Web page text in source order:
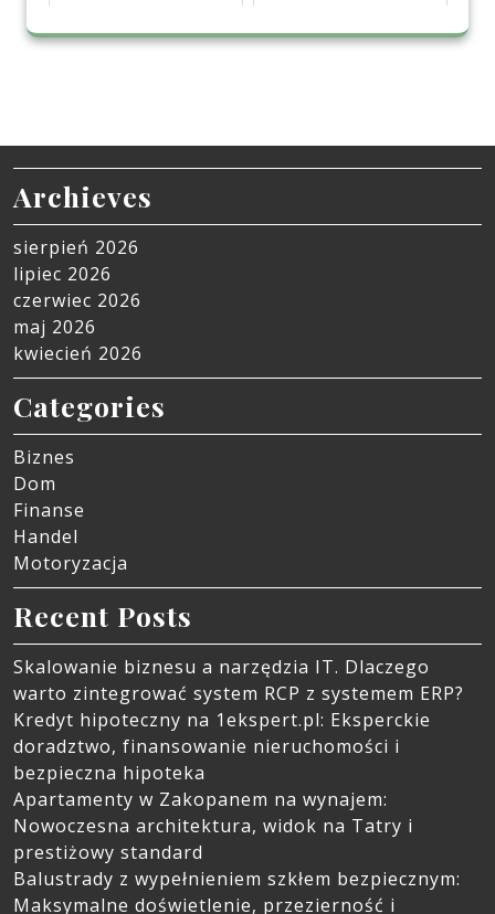
Archieves
sierpień 2026
lipiec 2026
czerwiec 2026
maj 2026
kwiecień 2026
Categories
Biznes
Dom
Finanse
Handel
Motoryzacja
Recent Posts
Skalowanie biznesu a narzędzia IT. Dlaczego
warto zintegrować system RCP z systemem ERP?
Kredyt hipoteczny na 1ekspert.pl: Eksperckie
doradztwo, finansowanie nieruchomości i
bezpieczna hipoteka
Apartamenty w Zakopanem na wynajem:
Nowoczesna architektura, widok na Tatry i
prestiżowy standard
Balustrady z wypełnieniem szkłem bezpiecznym:
Maksymalne doświetlenie, przezierność i